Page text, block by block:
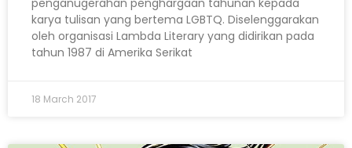
penganugerahan penghargaan tahunan kepada
karya tulisan yang bertema LGBTQ. Diselenggarakan
oleh organisasi Lambda Literary yang didirikan pada
tahun 1987 di Amerika Serikat
18 March 2017